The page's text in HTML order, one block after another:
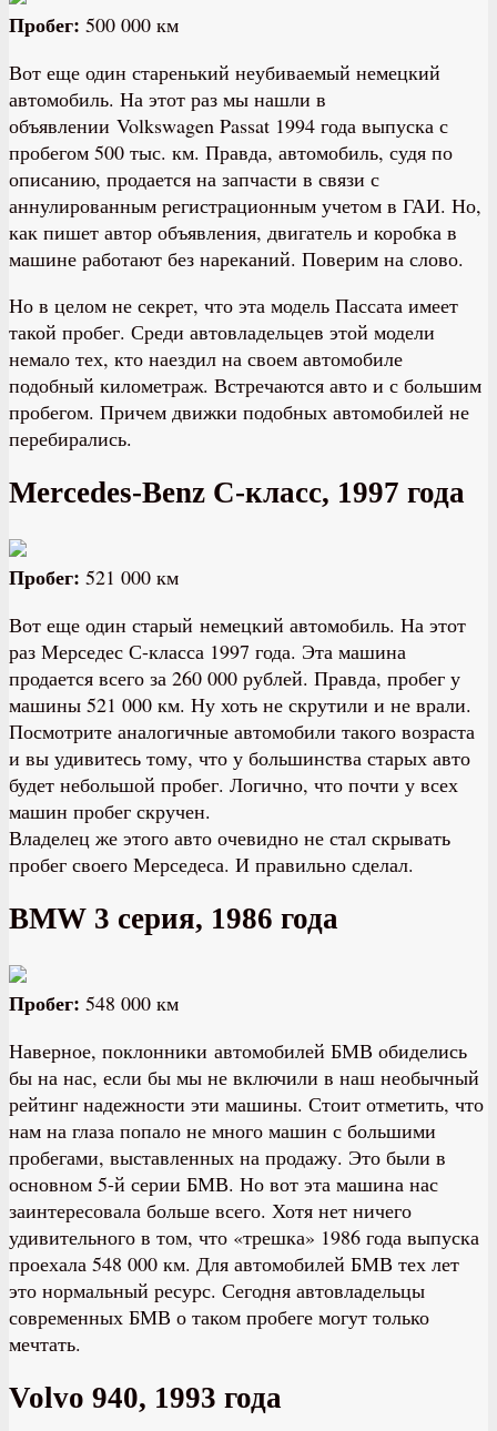
Пробег: 500 000 км
Вот еще один старенький неубиваемый немецкий
автомобиль. На этот раз мы нашли в
объявлении Volkswagen Passat 1994 года выпуска с
пробегом 500 тыс. км. Правда, автомобиль, судя по
описанию, продается на запчасти в связи с
аннулированным регистрационным учетом в ГАИ. Но,
как пишет автор объявления, двигатель и коробка в
машине работают без нареканий. Поверим на слово.
Но в целом не секрет, что эта модель Пассата имеет
такой пробег. Среди автовладельцев этой модели
немало тех, кто наездил на своем автомобиле
подобный километраж. Встречаются авто и с большим
пробегом. Причем движки подобных автомобилей не
перебирались.
Mercedes-Benz C-класс, 1997 года
Пробег: 521 000 км
Вот еще один старый немецкий автомобиль. На этот
раз Мерседес С-класса 1997 года. Эта машина
продается всего за 260 000 рублей. Правда, пробег у
машины 521 000 км. Ну хоть не скрутили и не врали.
Посмотрите аналогичные автомобили такого возраста
и вы удивитесь тому, что у большинства старых авто
будет небольшой пробег. Логично, что почти у всех
машин пробег скручен.
Владелец же этого авто очевидно не стал скрывать
пробег своего Мерседеса. И правильно сделал.
BMW 3 серия, 1986 года
Пробег: 548 000 км
Наверное, поклонники автомобилей БМВ обиделись
бы на нас, если бы мы не включили в наш необычный
рейтинг надежности эти машины. Стоит отметить, что
нам на глаза попало не много машин с большими
пробегами, выставленных на продажу. Это были в
основном 5-й серии БМВ. Но вот эта машина нас
заинтересовала больше всего. Хотя нет ничего
удивительного в том, что «трешка» 1986 года выпуска
проехала 548 000 км. Для автомобилей БМВ тех лет
это нормальный ресурс. Сегодня автовладельцы
современных БМВ о таком пробеге могут только
мечтать.
Volvo 940, 1993 года